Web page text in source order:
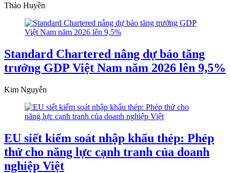
Thảo Huyền
Standard Chartered nâng dự báo tăng
trưởng GDP Việt Nam năm 2026 lên 9,5%
Kim Nguyễn
EU siết kiểm soát nhập khẩu thép: Phép
thử cho năng lực cạnh tranh của doanh
nghiệp Việt